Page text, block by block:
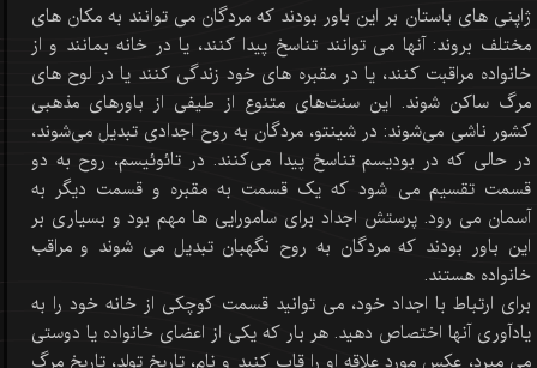
ژاپنی های باستان بر این باور بودند که مردگان می توانند به مکان های
مختلف بروند: آنها می توانند تناسخ پیدا کنند، یا در خانه بمانند و از
خانواده مراقبت کنند، یا در مقبره های خود زندگی کنند یا در لوح های
مرگ ساکن شوند. این سنت‌های متنوع از طیفی از باورهای مذهبی
کشور ناشی می‌شوند: در شینتو، مردگان به روح اجدادی تبدیل می‌شوند،
در حالی که در بودیسم تناسخ پیدا می‌کنند. در تائوئیسم، روح به دو
قسمت تقسیم می شود که یک قسمت به مقبره و قسمت دیگر به
آسمان می رود. پرستش اجداد برای سامورایی ها مهم بود و بسیاری بر
این باور بودند که مردگان به روح نگهبان تبدیل می شوند و مراقب
خانواده هستند.
برای ارتباط با اجداد خود، می توانید قسمت کوچکی از خانه خود را به
یادآوری آنها اختصاص دهید. هر بار که یکی از اعضای خانواده یا دوستی
می میرد، عکس مورد علاقه او را قاب کنید و نام، تاریخ تولد، تاریخ مرگ